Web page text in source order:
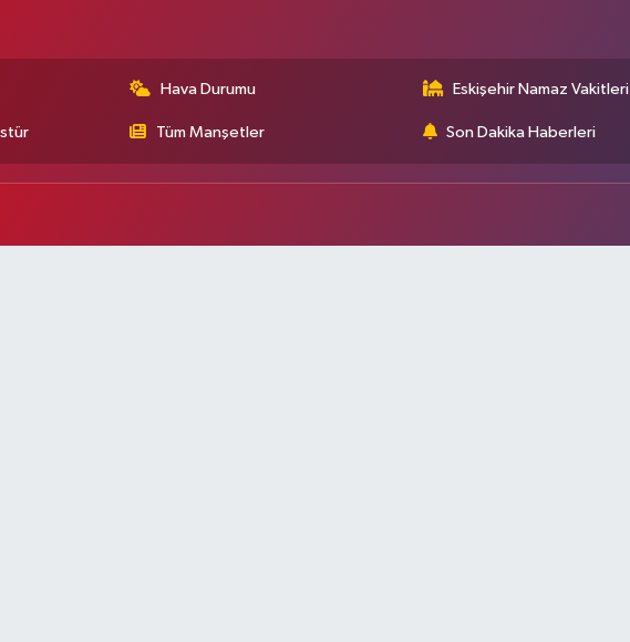
Hava Durumu Eskişehir Namaz Vakitleri
Tüm Manşetler Son Dakika Haberleri